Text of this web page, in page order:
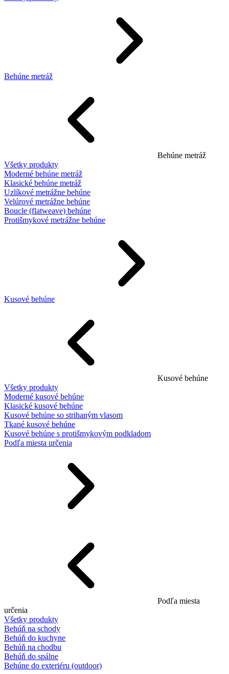
Behúne metráž
Behúne metráž
Všetky produkty
Moderné behúne metráž
Klasické behúne metráž
Uzlíkové metrážne behúne
Velúrové metrážne behúne
Boucle (flatweave) behúne
Protišmykové metrážne behúne
Kusové behúne
Kusové behúne
Všetky produkty
Moderné kusové behúne
Klasické kusové behúne
Kusové behúne so strihaným vlasom
Tkané kusové behúne
Kusové behúne s protišmykovým podkladom
Podľa miesta určenia
Podľa miesta
určenia
Všetky produkty
Behúň na schody
Behúň do kuchyne
Behúň na chodbu
Behúň do spálne
Behúne do exteriéru (outdoor)